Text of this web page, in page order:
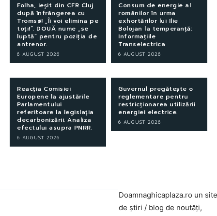
Folha, ieșit din CFR Cluj
după înfrângerea cu
Tromsø! „Îi voi elimina pe
toți!”. DOUĂ nume „se
luptă” pentru poziția de
antrenor.
6 AUGUST 2026
Consum de energie al
românilor în urma
exhortărilor lui Ilie
Bolojan la temperanță:
Informațiile
Transelectrica
6 AUGUST 2026
Reacția Comisiei
Europene la ajustările
Parlamentului
referitoare la legislația
decarbonizării. Analiza
efectului asupra PNRR.
6 AUGUST 2026
Guvernul pregătește o
reglementare pentru
restricționarea utilizării
energiei electrice.
6 AUGUST 2026
Doamnaghicaplaza.ro un site
de știri / blog de noutăți,